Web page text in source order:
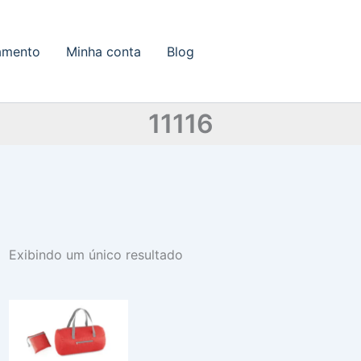
Minha conta Blog
11116
Exibindo um único resultado